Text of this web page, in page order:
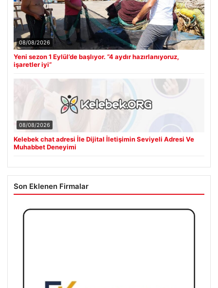
08/08/2026
Yeni sezon 1 Eylül’de başlıyor. “4 aydır hazırlanıyoruz,
işaretler iyi”
08/08/2026
Kelebek chat adresi İle Dijital İletişimin Seviyeli Adresi Ve
Muhabbet Deneyimi
Son Eklenen Firmalar